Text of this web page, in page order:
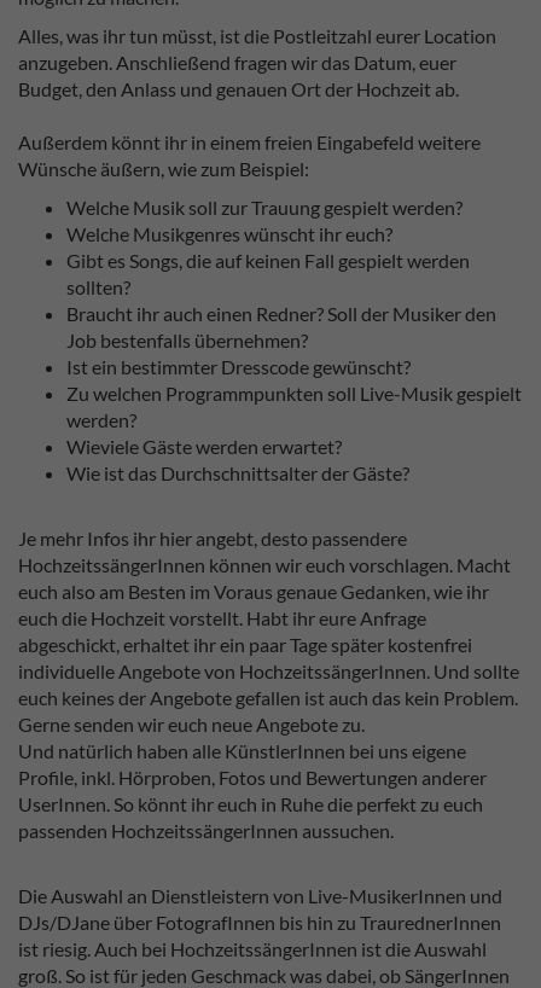
Alles, was ihr tun müsst, ist die Postleitzahl eurer Location
anzugeben. Anschließend fragen wir das Datum, euer
Budget, den Anlass und genauen Ort der Hochzeit ab.
Außerdem könnt ihr in einem freien Eingabefeld weitere
Wünsche äußern, wie zum Beispiel:
Welche Musik soll zur Trauung gespielt werden?
Welche Musikgenres wünscht ihr euch?
Gibt es Songs, die auf keinen Fall gespielt werden
sollten?
Braucht ihr auch einen Redner? Soll der Musiker den
Job bestenfalls übernehmen?
Ist ein bestimmter Dresscode gewünscht?
Zu welchen Programmpunkten soll Live-Musik gespielt
werden?
Wieviele Gäste werden erwartet?
Wie ist das Durchschnittsalter der Gäste?
Je mehr Infos ihr hier angebt, desto passendere
HochzeitssängerInnen können wir euch vorschlagen. Macht
euch also am Besten im Voraus genaue Gedanken, wie ihr
euch die Hochzeit vorstellt. Habt ihr eure Anfrage
abgeschickt, erhaltet ihr ein paar Tage später kostenfrei
individuelle Angebote von HochzeitssängerInnen. Und sollte
euch keines der Angebote gefallen ist auch das kein Problem.
Gerne senden wir euch neue Angebote zu.
Und natürlich haben alle KünstlerInnen bei uns eigene
Profile, inkl. Hörproben, Fotos und Bewertungen anderer
UserInnen. So könnt ihr euch in Ruhe die perfekt zu euch
passenden HochzeitssängerInnen aussuchen.
Die Auswahl an Dienstleistern von Live-MusikerInnen und
DJs/DJane über FotografInnen bis hin zu TraurednerInnen
ist riesig. Auch bei HochzeitssängerInnen ist die Auswahl
groß. So ist für jeden Geschmack was dabei, ob SängerInnen